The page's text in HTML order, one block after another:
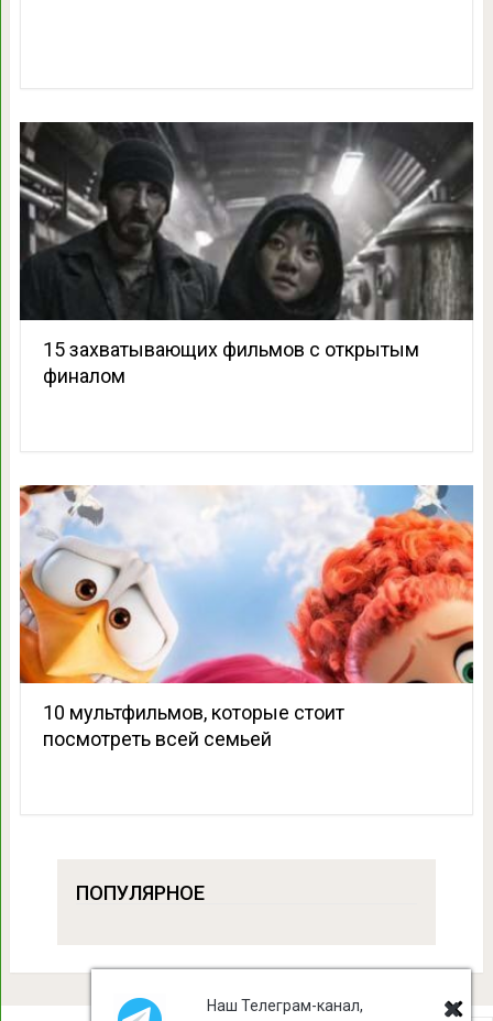
15 захватывающих фильмов с открытым
финалом
10 мультфильмов, которые стоит
посмотреть всей семьей
ПОПУЛЯРНОЕ
Наш Телеграм-канал,